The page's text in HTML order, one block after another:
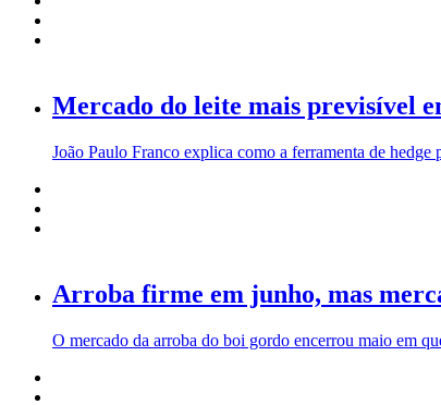
Mercado do leite mais previsível
João Paulo Franco explica como a ferramenta de
Arroba firme em junho, mas
O mercado da arroba do boi gordo encerrou maio em